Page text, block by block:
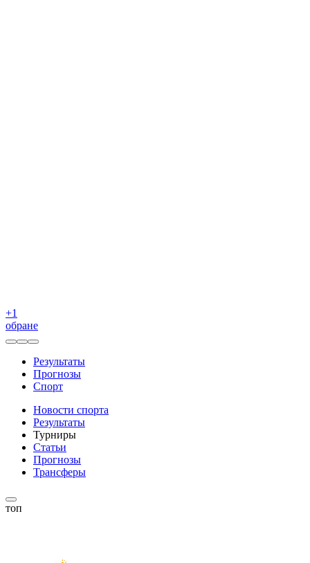
+1
обране
Результаты
Прогнозы
Спорт
Новости спорта
Результаты
Турниры
Статьи
Прогнозы
Трансферы
топ